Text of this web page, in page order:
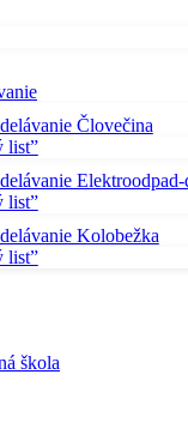
Človečina
list”
Elektroodpad-
list”
Kolobežka
list”